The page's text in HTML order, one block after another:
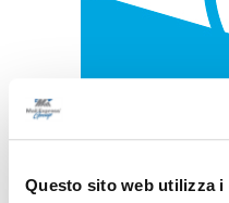
Questo sito web utilizza i